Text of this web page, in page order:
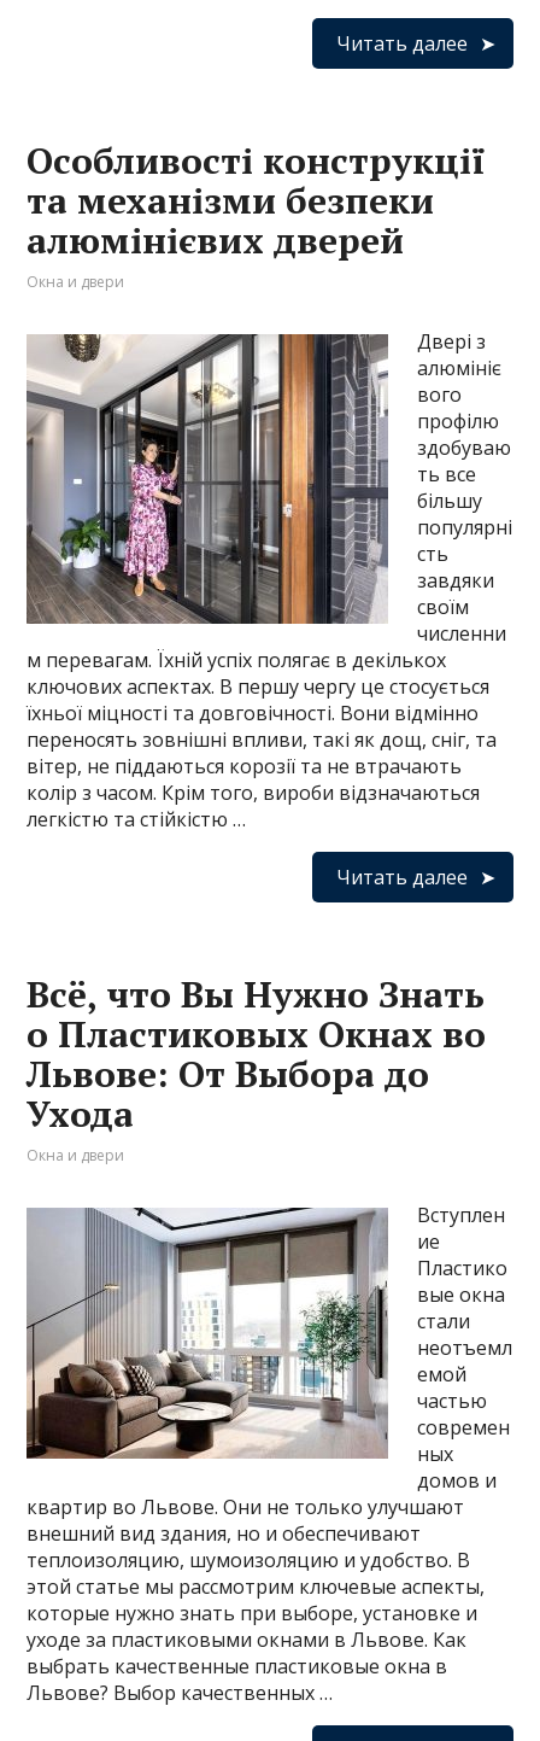
Читать далее
Особливості конструкції
та механізми безпеки
алюмінієвих дверей
Окна и двери
Двері з
алюмініє
вого
профілю
здобуваю
ть все
більшу
популярні
сть
завдяки
своїм
численни
м перевагам. Їхній успіх полягає в декількох
ключових аспектах. В першу чергу це стосується
їхньої міцності та довговічності. Вони відмінно
переносять зовнішні впливи, такі як дощ, сніг, та
вітер, не піддаються корозії та не втрачають
колір з часом. Крім того, вироби відзначаються
легкістю та стійкістю …
Читать далее
Всё, что Вы Нужно Знать
о Пластиковых Окнах во
Львове: От Выбора до
Ухода
Окна и двери
Вступлен
ие
Пластико
вые окна
стали
неотъемл
емой
частью
современ
ных
домов и
квартир во Львове. Они не только улучшают
внешний вид здания, но и обеспечивают
теплоизоляцию, шумоизоляцию и удобство. В
этой статье мы рассмотрим ключевые аспекты,
которые нужно знать при выборе, установке и
уходе за пластиковыми окнами в Львове. Как
выбрать качественные пластиковые окна в
Львове? Выбор качественных …